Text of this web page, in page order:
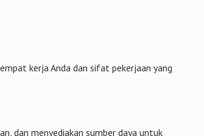
kerja Anda dan sifat pekerjaan yang
dan menyediakan sumber daya untuk